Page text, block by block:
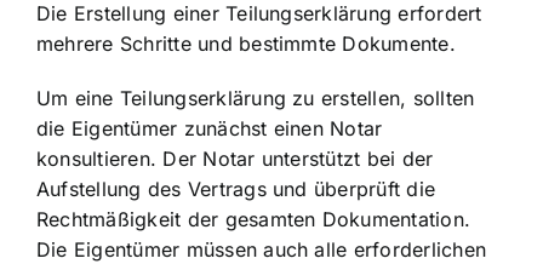
Die Erstellung einer Teilungserklärung erfordert
mehrere Schritteund bestimmte Dokumente.
Um eine Teilungserklärung zu erstellen, sollten
die Eigentümer zunächst einen Notar
konsultieren. Der Notar unterstützt bei der
Aufstellung des Vertrags und überprüft die
Rechtmäßigkeit der gesamten Dokumentation.
Die Eigentümer müssen auch alle erforderlichen